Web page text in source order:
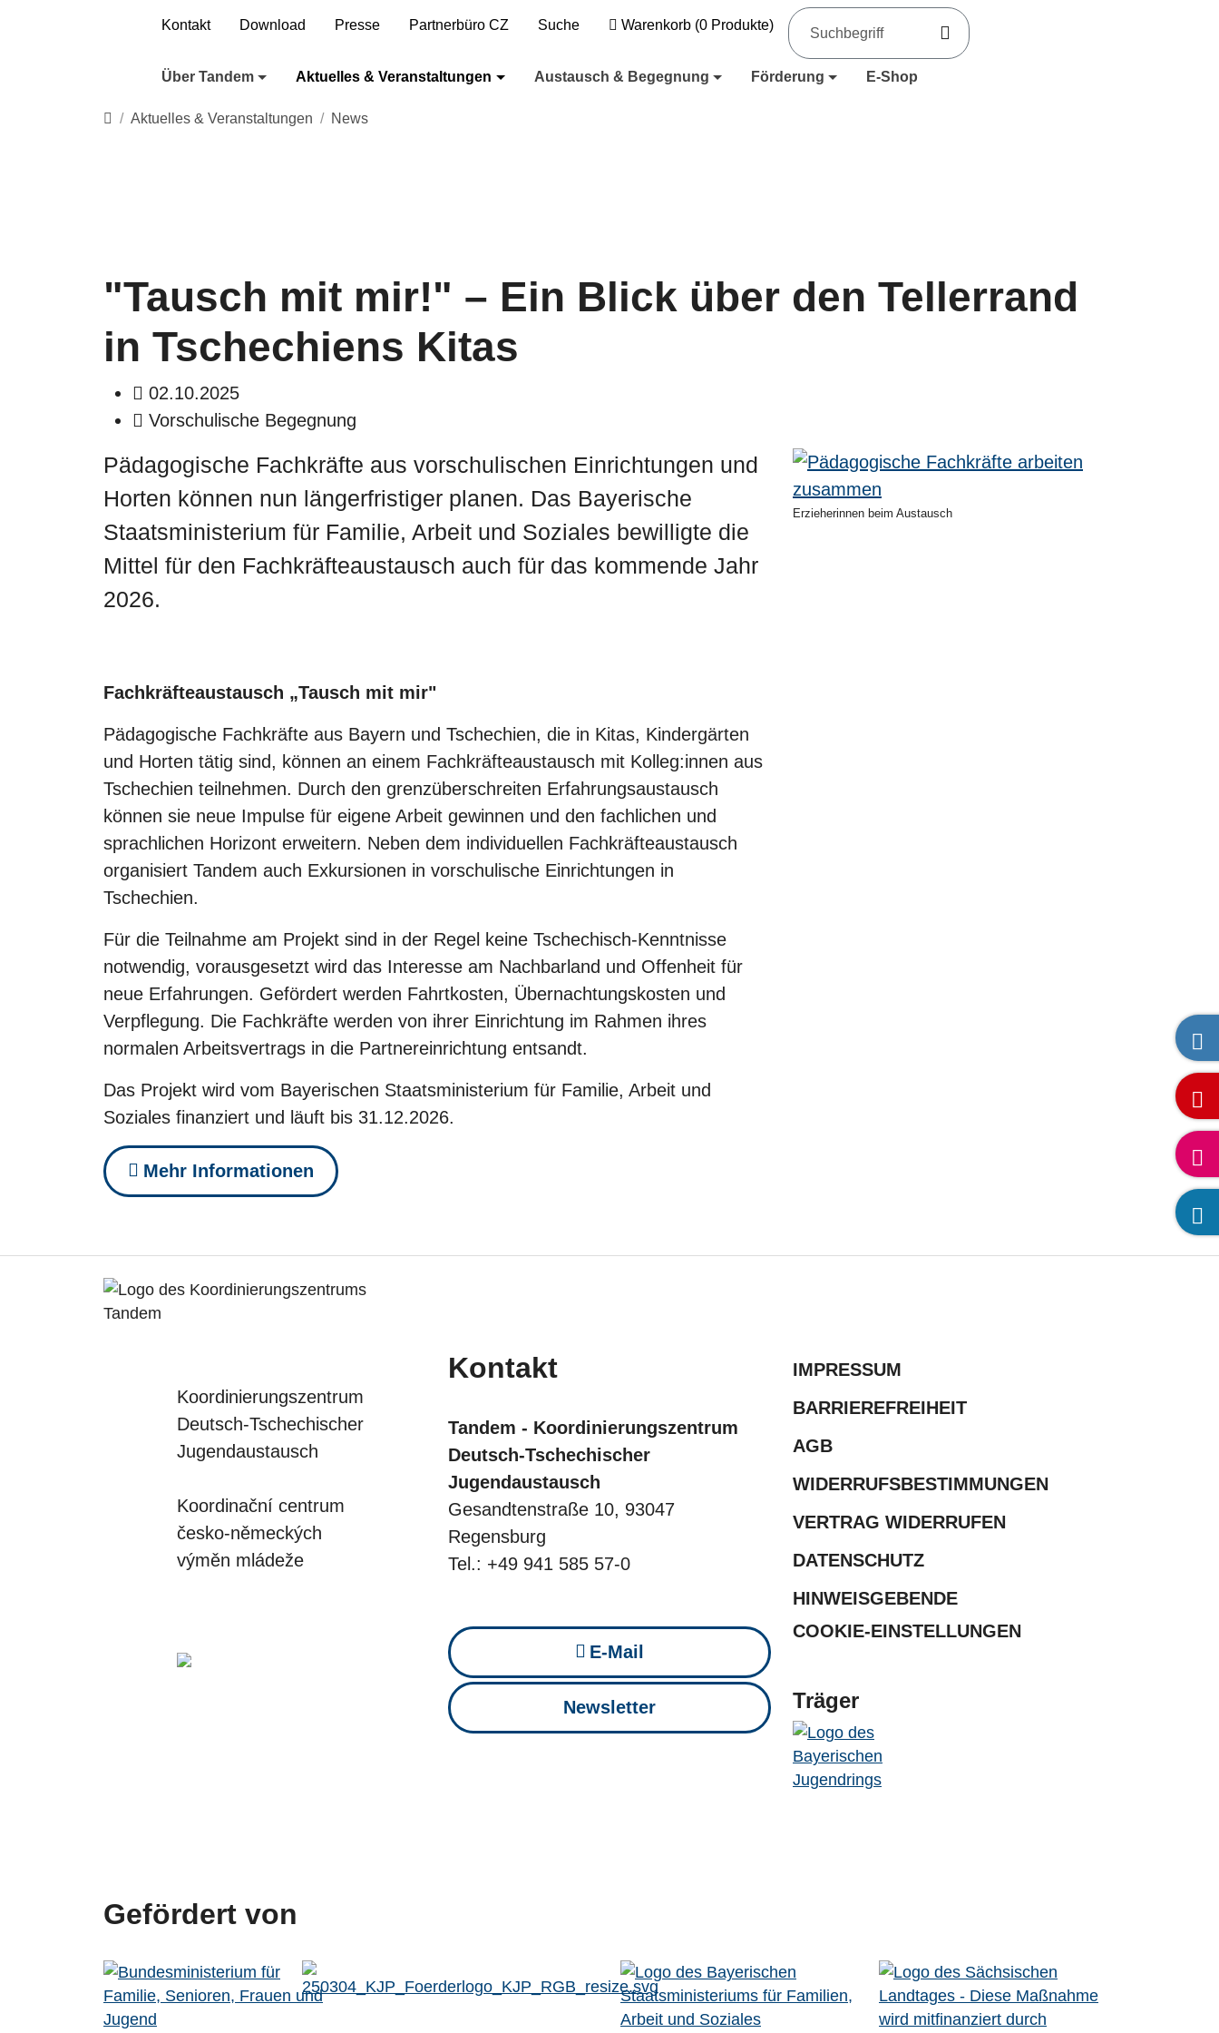
Kontakt Download Presse Partnerbüro CZ Suche Warenkorb (0 Produkte)
Über Tandem Aktuelles & Veranstaltungen Austausch & Begegnung Förderung E-Shop
Startseite
Aktuelles & Veranstaltungen News
"Tausch mit mir!" – Ein Blick über den Tellerrand
in Tschechiens Kitas
02.10.2025
Vorschulische Begegnung
Pädagogische Fachkräfte aus vorschulischen Einrichtungen und
Horten können nun längerfristiger planen. Das Bayerische
Staatsministerium für Familie, Arbeit und Soziales bewilligte die
Mittel für den Fachkräfteaustausch auch für das kommende Jahr
2026.
Fachkräfteaustausch „Tausch mit mir"
Pädagogische Fachkräfte aus Bayern und Tschechien, die in Kitas, Kindergärten
und Horten tätig sind, können an einem Fachkräfteaustausch mit Kolleg:innen aus
Tschechien teilnehmen. Durch den grenzüberschreiten Erfahrungsaustausch
können sie neue Impulse für eigene Arbeit gewinnen und den fachlichen und
sprachlichen Horizont erweitern. Neben dem individuellen Fachkräfteaustausch
organisiert Tandem auch Exkursionen in vorschulische Einrichtungen in
Tschechien.
Für die Teilnahme am Projekt sind in der Regel keine Tschechisch-Kenntnisse
notwendig, vorausgesetzt wird das Interesse am Nachbarland und Offenheit für
neue Erfahrungen. Gefördert werden Fahrtkosten, Übernachtungskosten und
Verpflegung. Die Fachkräfte werden von ihrer Einrichtung im Rahmen ihres
normalen Arbeitsvertrags in die Partnereinrichtung entsandt.
Das Projekt wird vom Bayerischen Staatsministerium für Familie, Arbeit und
Soziales finanziert und läuft bis 31.12.2026.
Mehr Informationen
Erzieherinnen beim Austausch
Koordinierungszentrum
Deutsch-Tschechischer
Jugendaustausch
Koordinační centrum
česko-německých
výměn mládeže
Kontakt
Tandem - Koordinierungszentrum
Deutsch-Tschechischer
Jugendaustausch
Gesandtenstraße 10, 93047
Regensburg
Tel.: +49 941 585 57-0
E-Mail
Newsletter
IMPRESSUM
BARRIEREFREIHEIT
AGB
WIDERRUFSBESTIMMUNGEN
VERTRAG WIDERRUFEN
DATENSCHUTZ
HINWEISGEBENDE
COOKIE-EINSTELLUNGEN
Träger
Gefördert von